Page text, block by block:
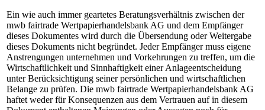
Ein wie auch immer geartetes Beratungsverhältnis zwischen der
mwb fairtrade Wertpapierhandelsbank AG und dem Empfänger
dieses Dokumentes wird durch die Übersendung oder Weitergabe
dieses Dokuments nicht begründet. Jeder Empfänger muss eigene
Anstrengungen unternehmen und Vorkehrungen zu treffen, um die
Wirtschaftlichkeit und Sinnhaftigkeit einer Anlageentscheidung
unter Berücksichtigung seiner persönlichen und wirtschaftlichen
Belange zu prüfen. Die mwb fairtrade Wertpapierhandelsbank AG
haftet weder für Konsequenzen aus dem Vertrauen auf in diesem